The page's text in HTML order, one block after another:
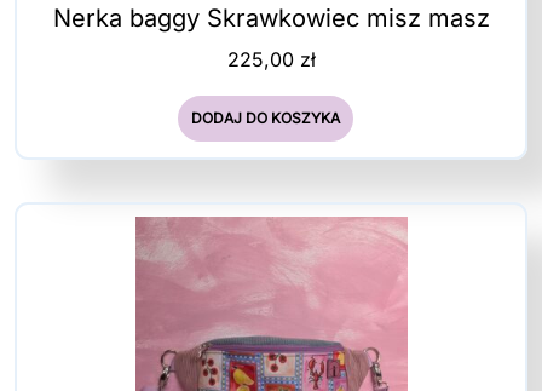
Nerka baggy Skrawkowiec misz masz
225,00 zł
DODAJ DO KOSZYKA